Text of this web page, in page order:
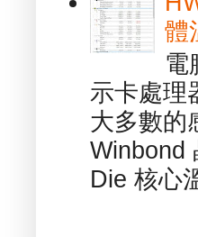
體
電
示卡處理
大多數的
Winbond
Die 核心